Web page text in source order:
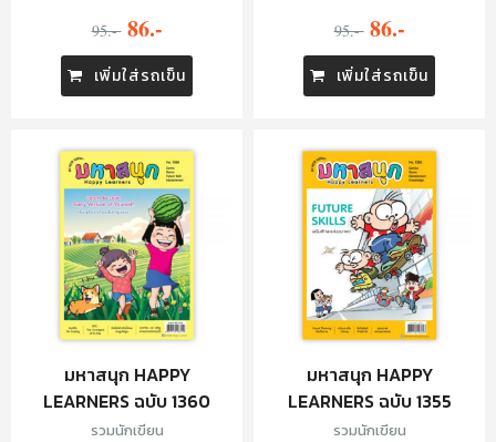
95.- 86.-
เพิ่มใส่รถเข็น
95.- 86.-
เพิ่มใส่รถเข็น
มหาสนุก HAPPY
LEARNERS ฉบับ 1360
รวมนักเขียน
มหาสนุก HAPPY
LEARNERS ฉบับ 1355
รวมนักเขียน